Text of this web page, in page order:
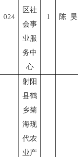
024
区社
会事
业服
务中
心
1 陈 昊
射阳
县鹤
乡菊
海现
代农
业产